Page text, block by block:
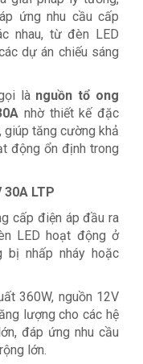
ứng nhu cầu cấp
nhau, từ đèn LED
dự án chiếu sáng
là nguồn tổ ong
nhờ thiết kế đặc
giúp tăng cường khả
động ổn định trong
LTP
cấp điện áp đầu ra
LED hoạt động ở
bị nhấp nháy hoặc
360W, nguồn 12V
lượng cho các hệ
đáp ứng nhu cầu
lớn.